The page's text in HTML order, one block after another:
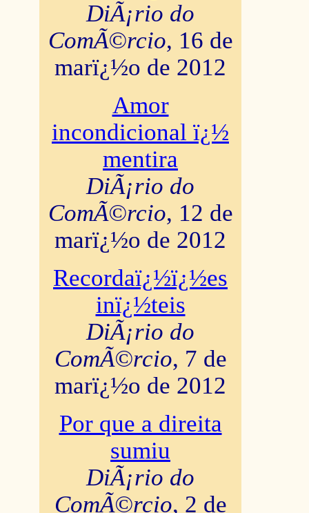
DiÃ¡rio do
ComÃ©rcio, 16 de
marï¿½o de 2012
Amor
incondicional ï¿½
mentira
DiÃ¡rio do
ComÃ©rcio, 12 de
marï¿½o de 2012
Recordaï¿½ï¿½es
inï¿½teis
DiÃ¡rio do
ComÃ©rcio, 7 de
marï¿½o de 2012
Por que a direita
sumiu
DiÃ¡rio do
ComÃ©rcio, 2 de